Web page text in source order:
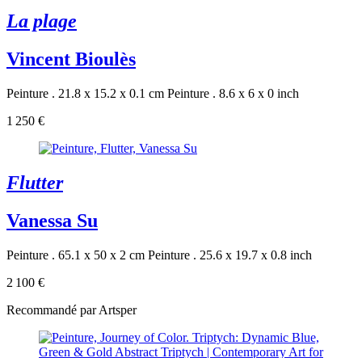
La plage
Vincent Bioulès
Peinture . 21.8 x 15.2 x 0.1 cm Peinture . 8.6 x 6 x 0 inch
1 250 €
Flutter
Vanessa Su
Peinture . 65.1 x 50 x 2 cm Peinture . 25.6 x 19.7 x 0.8 inch
2 100 €
Recommandé par Artsper